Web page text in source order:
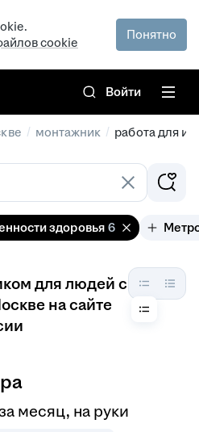
cookie
Понятно
Войти
/ монтажник / работа для
здоровья 6
для людей с
на сайте
месяц, на руки